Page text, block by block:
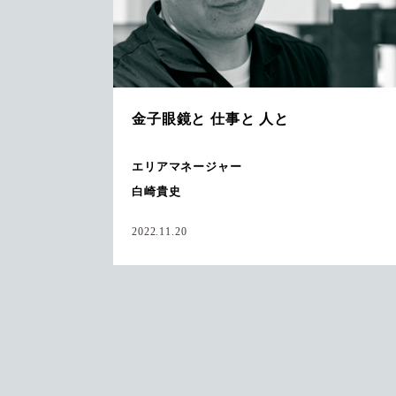
金子眼鏡と 仕事と 人と
エリアマネージャー
白崎貴史
2022.11.20